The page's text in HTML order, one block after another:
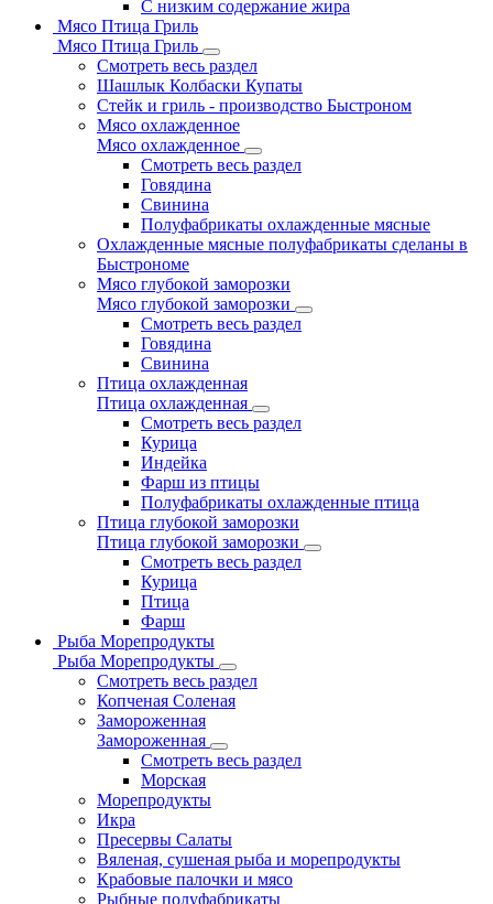
С низким содержание жира
Мясо Птица Гриль
Мясо Птица Гриль
Смотреть весь раздел
Шашлык Колбаски Купаты
Стейк и гриль - производство Быстроном
Мясо охлажденное
Мясо охлажденное
Смотреть весь раздел
Говядина
Свинина
Полуфабрикаты охлажденные мясные
Охлажденные мясные полуфабрикаты сделаны в
Быстрономе
Мясо глубокой заморозки
Мясо глубокой заморозки
Смотреть весь раздел
Говядина
Свинина
Птица охлажденная
Птица охлажденная
Смотреть весь раздел
Курица
Индейка
Фарш из птицы
Полуфабрикаты охлажденные птица
Птица глубокой заморозки
Птица глубокой заморозки
Смотреть весь раздел
Курица
Птица
Фарш
Рыба Морепродукты
Рыба Морепродукты
Смотреть весь раздел
Копченая Соленая
Замороженная
Замороженная
Смотреть весь раздел
Морская
Морепродукты
Икра
Пресервы Салаты
Вяленая, сушеная рыба и морепродукты
Крабовые палочки и мясо
Рыбные полуфабрикаты